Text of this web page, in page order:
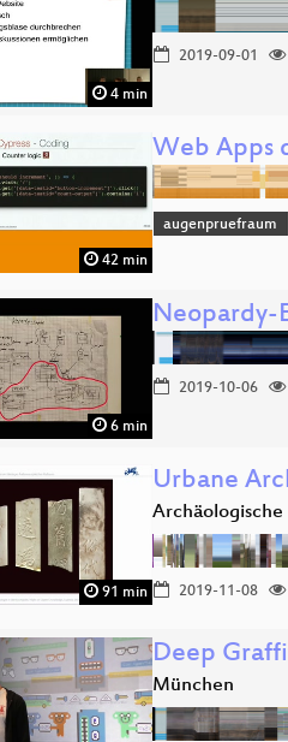
4 min
2019-09-01
42 min
Web Apps
augenpruefraum
6 min
Neopardy-
2019-10-06
91 min
Urbane
2019-11-08
Deep
München